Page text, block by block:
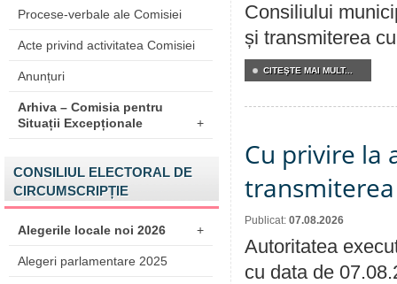
Procese-verbale ale Comisiei
Acte privind activitatea Comisiei
Anunțuri
Arhiva – Comisia pentru
Situații Excepționale
+
CONSILIUL ELECTORAL DE
CIRCUMSCRIPȚIE
Alegerile locale noi 2026 +
Alegeri parlamentare 2025
Consiliului
și transmiterea
CITEŞTE MAI MULT...
Cu privire la
Publicat: 07.08.2026
Autoritatea
cu data de